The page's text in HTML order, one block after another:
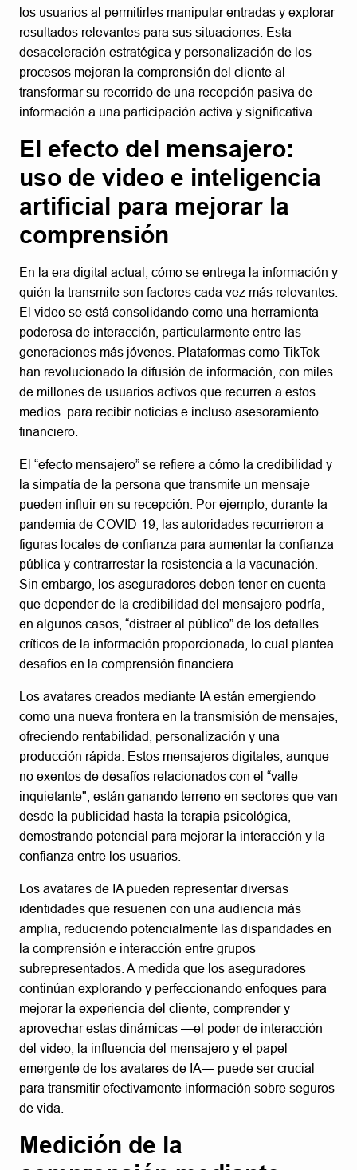
los usuarios al permitirles manipular entradas y explorar
resultados relevantes para sus situaciones. Esta
desaceleración estratégica y personalización de los
procesos mejoran la comprensión del cliente al
transformar su recorrido de una recepción pasiva de
información a una participación activa y significativa.
El efecto del mensajero:
uso de video e inteligencia
artificial para mejorar la
comprensión
En la era digital actual, cómo se entrega la información y
quién la transmite son factores cada vez más relevantes.
El video se está consolidando como una herramienta
poderosa de interacción, particularmente entre las
generaciones más jóvenes. Plataformas como TikTok
han revolucionado la difusión de información, con miles
de millones de usuarios activos que recurren a estos
medios para recibir noticias e incluso asesoramiento
financiero.
El “efecto mensajero” se refiere a cómo la credibilidad y
la simpatía de la persona que transmite un mensaje
pueden influir en su recepción. Por ejemplo, durante la
pandemia de COVID-19, las autoridades recurrieron a
figuras locales de confianza para aumentar la confianza
pública y contrarrestar la resistencia a la vacunación.
Sin embargo, los aseguradores deben tener en cuenta
que depender de la credibilidad del mensajero podría,
en algunos casos, “distraer al público” de los detalles
críticos de la información proporcionada, lo cual plantea
desafíos en la comprensión financiera.
Los avatares creados mediante IA están emergiendo
como una nueva frontera en la transmisión de mensajes,
ofreciendo rentabilidad, personalización y una
producción rápida. Estos mensajeros digitales, aunque
no exentos de desafíos relacionados con el “valle
inquietante", están ganando terreno en sectores que van
desde la publicidad hasta la terapia psicológica,
demostrando potencial para mejorar la interacción y la
confianza entre los usuarios.
Los avatares de IA pueden representar diversas
identidades que resuenen con una audiencia más
amplia, reduciendo potencialmente las disparidades en
la comprensión e interacción entre grupos
subrepresentados. A medida que los aseguradores
continúan explorando y perfeccionando enfoques para
mejorar la experiencia del cliente, comprender y
aprovechar estas dinámicas —el poder de interacción
del video, la influencia del mensajero y el papel
emergente de los avatares de IA— puede ser crucial
para transmitir efectivamente información sobre seguros
de vida.
Medición de la